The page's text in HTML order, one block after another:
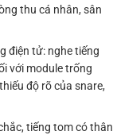
thu cá nhân, sân
điện tử: nghe tiếng
với module trống
độ rõ của snare,
tiếng tom có thân